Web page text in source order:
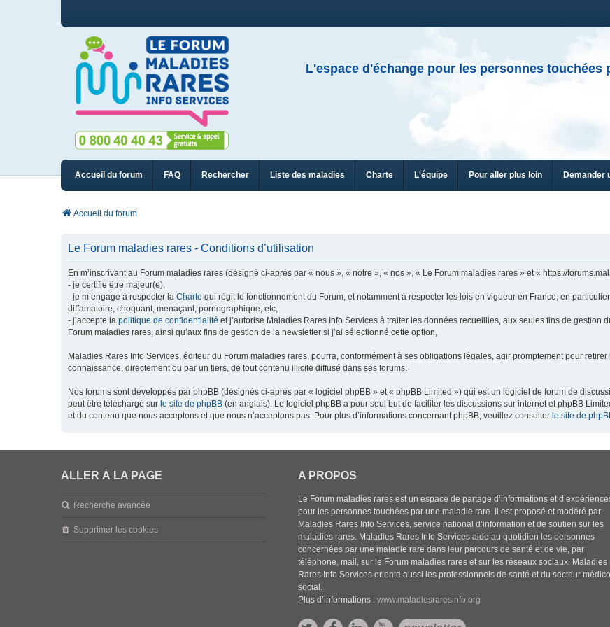
L'espace d'échange pour les personnes touchées
Accueil du forum FAQ Rechercher Liste des maladies Charte L'équipe Pour aller plus loin Demander
Accueil du forum
Le Forum maladies rares - Conditions d’utilisation
En m’inscrivant au Forum maladies rares (désigné ci-après par « nous », « notre », « nos », « Le Forum maladies rares » et « https://
- je certifie être majeur(e),
- je m’engage à respecter la Charte qui régit le fonctionnement du Forum, et notamment à respecter les lois en vigueur en France, en
diffamatoire, choquant, menaçant, pornographique, etc,
- j’accepte la politique de confidentialité et j’autorise Maladies Rares Info Services à traiter les données recueillies, aux seules fins de gestion
Forum maladies rares, ainsi qu’aux fins de gestion de la newsletter si j’ai sélectionné cette option,
Maladies Rares Info Services, éditeur du Forum maladies rares, pourra, conformément à ses obligations légales, agir promptement pour
connaissance, directement ou par un tiers, de tout contenu illicite diffusé dans ses forums.
Nos forums sont développés par phpBB (désignés ci-après par « logiciel phpBB » et « phpBB Limited ») qui est un logiciel de forum de
peut être téléchargé sur le site de phpBB (en anglais). Le logiciel phpBB a pour seul but de faciliter les discussions sur internet et phpBB
et du contenu que nous acceptons et que nous n’acceptons pas. Pour plus d’informations concernant phpBB, veuillez consulter le site de
ALLER À LA PAGE
Recherche avancée
Supprimer les cookies
A PROPOS
Le Forum maladies rares est un espace de partage d’informations et
pour les personnes touchées par une maladie rare. Il est proposé et modéré par
Maladies Rares Info Services, service national d’information et de soutien sur les
maladies rares. Maladies Rares Info Services aide au quotidien les personnes
concernées par une maladie rare dans leur parcours de santé et de vie, par
téléphone, mail, sur le Forum maladies rares et sur les réseaux sociaux. Maladies
Rares Info Services oriente aussi les professionnels de santé et du secteur
social.
Plus d’informations :www.maladiesraresinfo.org